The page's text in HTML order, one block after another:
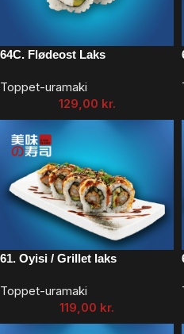
64C. Flødeost Laks
Toppet-uramaki
129,00 kr.
61. Oyisi / Grillet laks
Toppet-uramaki
119,00 kr.